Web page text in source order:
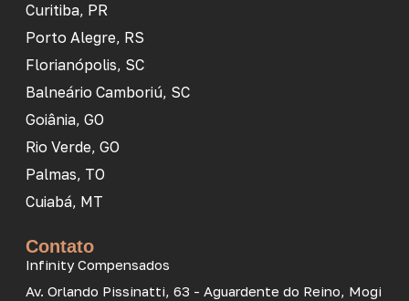
Curitiba, PR
Porto Alegre, RS
Florianópolis, SC
Balneário Camboriú, SC
Goiânia, GO
Rio Verde, GO
Palmas, TO
Cuiabá, MT
Contato
Infinity Compensados
Av. Orlando Pissinatti, 63 - Aguardente do Reino, Mogi